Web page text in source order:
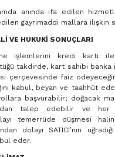
anında ifa edilen
gayrimaddi mallara ilişkin
VE HUKUKİ SONUÇLARI
işlemlerini kredi kartı ile
takdirde, kart sahibi banka
çerçevesinde faiz
kabul, beyan ve taahhüt
başvurabilir; doğacak
talep edebilir ve her
temerrüde düşmesi
dolayı SATICI’nın
eder.